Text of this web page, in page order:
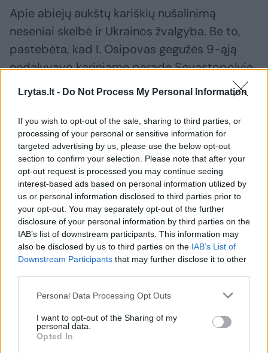
Lrytas.lt - Do Not Process My Personal Information
If you wish to opt-out of the sale, sharing to third parties, or
processing of your personal or sensitive information for
targeted advertising by us, please use the below opt-out
section to confirm your selection. Please note that after your
opt-out request is processed you may continue seeing
interest-based ads based on personal information utilized by
us or personal information disclosed to third parties prior to
your opt-out. You may separately opt-out of the further
disclosure of your personal information by third parties on the
IAB’s list of downstream participants. This information may
also be disclosed by us to third parties on the IAB’s List of
Downstream Participants that may further disclose it to other
Personal Data Processing Opt Outs
I want to opt-out of the Sharing of my
personal data.
Opted In
Apie abiejų aukštų kariškių nušalinimą
neseniai skelbė ir Ukrainos žvalgyba. Be to,
pastebėta, kad I. Osipovas gegužės 9-ąją
nedalyvavo kariniame parade Sevastopolyje
aneksuotame Kryme, skirtame 77-osioms
paminėti.
Be to, Juodosios jūros laivynas balandžio
viduryje neteko savo flagmano „Moskva“ –
Ukrainos duomenimis, į jį pataikius dviem
raketoms. Be to, anot britų, po nesėkmingo
puolimo Charkivo regione pakeistas rusų
generolas leitenantas Sergejus Kiselis. Rusijos
pusė to nepatvirtino.
Susiję straipsniai